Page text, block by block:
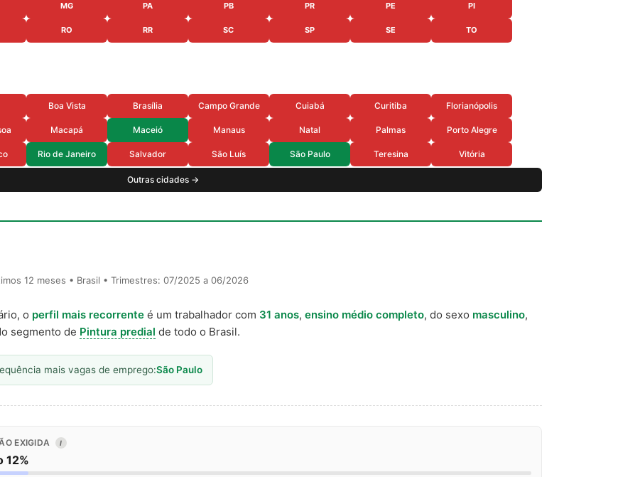
MG PA PB PR PE PI
RO RR SC SP SE TO
Boa Vista Brasília Campo Grande Cuiabá Curitiba Florianópolis
Macapá Maceió Manaus Natal Palmas Porto Alegre
Rio de Janeiro Salvador São Luís São Paulo Teresina Vitória
Outras cidades →
12 meses • Brasil • Trimestres: 07/2025 a 06/2026
o perfil mais recorrente é um trabalhador com 31 anos, ensino médio completo, do sexo masculino,
segmento de Pintura predial de todo o Brasil.
mais vagas de emprego:São Paulo
EXIGIDA I
12%